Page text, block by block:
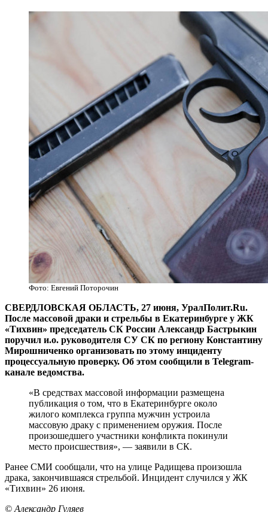
Фото: Евгений Поторочин
СВЕРДЛОВСКАЯ ОБЛАСТЬ, 27 июня, УралПолит.Ru.
После массовой драки и стрельбы в Екатеринбурге у ЖК
«Тихвин» председатель СК России Александр Бастрыкин
поручил и.о. руководителя СУ СК по региону Константину
Мирошниченко организовать по этому инциденту
процессуальную проверку. Об этом сообщили в Telegram-
канале ведомства.
«В средствах массовой информации размещена
публикация о том, что в Екатеринбурге около
жилого комплекса группа мужчин устроила
массовую драку с применением оружия. После
произошедшего участники конфликта покинули
место происшествия», — заявили в СК.
Ранее СМИ сообщали, что на улице Радищева произошла
драка, закончившаяся стрельбой. Инцидент случился у ЖК
«Тихвин» 26 июня.
© Александр Гуляев